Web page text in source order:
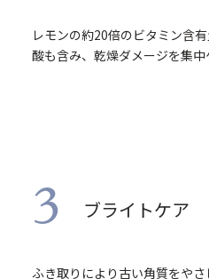
レモンの約20倍のビタミン含
酸も含み、乾燥ダメージを集中
3 ブライトケア
ふき取りにより古い角質をやさ